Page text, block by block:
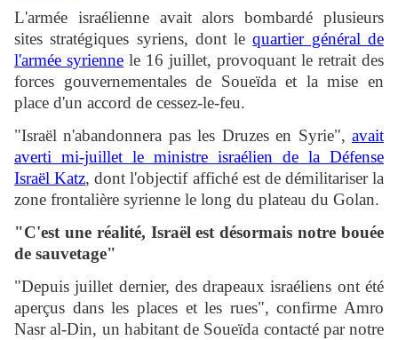
L'armée israélienne avait alors bombardé plusieurs
sites stratégiques syriens, dont lequartier général de
l'armée syrienne le 16 juillet, provoquant le retrait des
forces gouvernementales de Soueïda et la mise en
place d'un accord de cessez-le-feu.
"Israël n'abandonnera pas les Druzes en Syrie", avait
averti mi-juillet le ministre israélien de la Défense
Israël Katz, dont l'objectif affiché est de démilitariser la
zone frontalière syrienne le long du plateau du Golan.
"C'est une réalité, Israël est désormais notre bouée
de sauvetage"
"Depuis juillet dernier, des drapeaux israéliens ont été
aperçus dans les places et les rues", confirme Amro
Nasr al-Din, un habitant de Soueïda contacté par notre